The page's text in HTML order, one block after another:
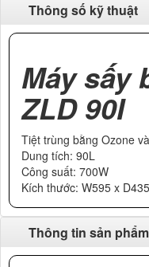
Thông số kỹ thuật
Máy sấy
ZLD 90I
Tiệt trùng bằng Ozone
Dung tích: 90L
Công suất: 700W
Kích thước: W595 x
Thông tin sản phẩm